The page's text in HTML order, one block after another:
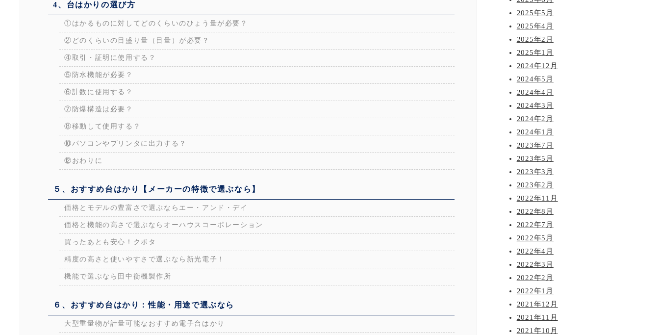
4、台はかりの選び方
①はかるものに対してどのくらいのひょう量が必要？
②どのくらいの目盛り量（目量）が必要？
④取引・証明に使用する？
⑤防水機能が必要？
⑥計数に使用する？
⑦防爆構造は必要？
⑧移動して使用する？
⑩パソコンやプリンタに出力する？
⑫おわりに
５、おすすめ台はかり【メーカーの特徴で選ぶなら】
価格とモデルの豊富さで選ぶならエー・アンド・デイ
価格と機能の高さで選ぶならオーハウスコーポレーション
買ったあとも安心！クボタ
精度の高さと使いやすさで選ぶなら新光電子！
機能で選ぶなら田中衡機製作所
６、おすすめ台はかり：性能・用途で選ぶなら
大型重量物が計量可能なおすすめ電子台はかり
2025年5月
2025年4月
2025年2月
2025年1月
2024年12月
2024年5月
2024年4月
2024年3月
2024年2月
2024年1月
2023年7月
2023年5月
2023年3月
2023年2月
2022年11月
2022年8月
2022年7月
2022年5月
2022年4月
2022年3月
2022年2月
2022年1月
2021年12月
2021年11月
2021年10月